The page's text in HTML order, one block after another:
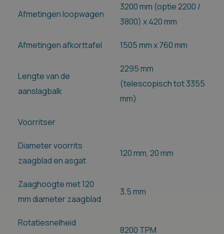
Afmetingen loopwagen
3200 mm (optie 2200 /
3800) x 420 mm
Afmetingen afkorttafel 1505 mm x 760 mm
Lengte van de
aanslagbalk
2295 mm
(telescopisch tot 3355
mm)
Voorritser
Diameter voorrits
zaagblad en asgat
120 mm, 20 mm
Zaaghoogte met 120
mm diameter zaagblad
3,5 mm
Rotatiesnelheid
8200 TPM